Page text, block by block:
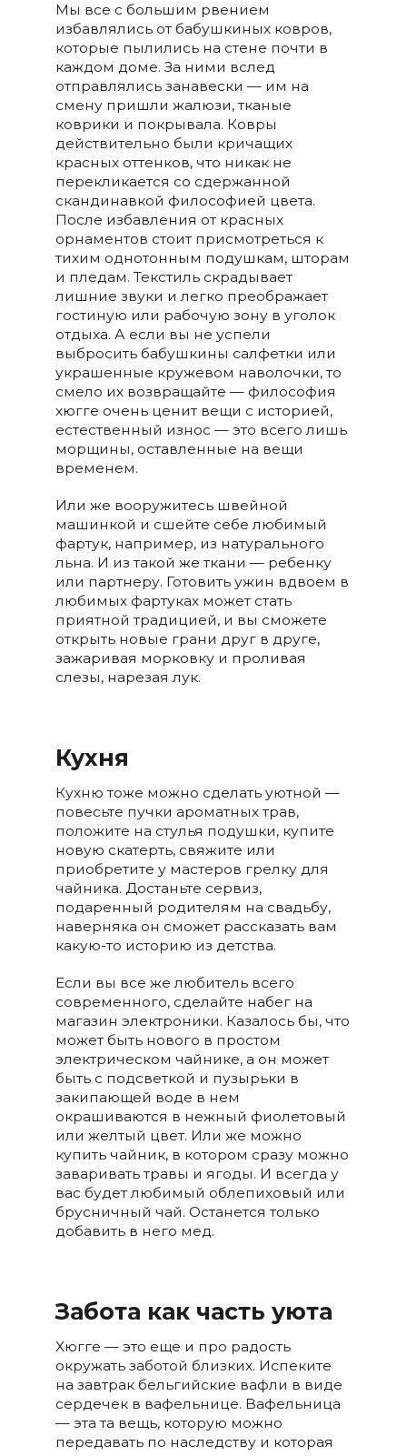
Мы все с большим рвением
избавлялись от бабушкиных ковров,
которые пылились на стене почти в
каждом доме. За ними вслед
отправлялись занавески — им на
смену пришли жалюзи, тканые
коврики и покрывала. Ковры
действительно были кричащих
красных оттенков, что никак не
перекликается со сдержанной
скандинавкой философией цвета.
После избавления от красных
орнаментов стоит присмотреться к
тихим однотонным подушкам, шторам
и пледам. Текстиль скрадывает
лишние звуки и легко преображает
гостиную или рабочую зону в уголок
отдыха. А если вы не успели
выбросить бабушкины салфетки или
украшенные кружевом наволочки, то
смело их возвращайте — философия
хюгге очень ценит вещи с историей,
естественный износ — это всего лишь
морщины, оставленные на вещи
временем.
Или же вооружитесь швейной
машинкой и сшейте себе любимый
фартук, например, из натурального
льна. И из такой же ткани — ребенку
или партнеру. Готовить ужин вдвоем в
любимых фартуках может стать
приятной традицией, и вы сможете
открыть новые грани друг в друге,
зажаривая морковку и проливая
слезы, нарезая лук.
Кухня
Кухню тоже можно сделать уютной —
повесьте пучки ароматных трав,
положите на стулья подушки, купите
новую скатерть, свяжите или
приобретите у мастеров грелку для
чайника. Достаньте сервиз,
подаренный родителям на свадьбу,
наверняка он сможет рассказать вам
какую-то историю из детства.
Если вы все же любитель всего
современного, сделайте набег на
магазин электроники. Казалось бы, что
может быть нового в простом
электрическом чайнике, а он может
быть с подсветкой и пузырьки в
закипающей воде в нем
окрашиваются в нежный фиолетовый
или желтый цвет. Или же можно
купить чайник, в котором сразу можно
заваривать травы и ягоды. И всегда у
вас будет любимый облепиховый или
брусничный чай. Останется только
добавить в него мед.
Забота как часть уюта
Хюгге — это еще и про радость
окружать заботой близких. Испеките
на завтрак бельгийские вафли в виде
сердечек в вафельнице. Вафельница
— эта та вещь, которую можно
передавать по наследству и которая